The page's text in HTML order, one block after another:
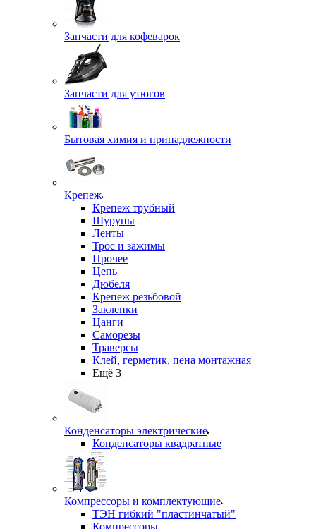
Запчасти для кофеварок
Запчасти для утюгов
Бытовая химия и принадлежности
Крепеж
Крепеж трубный
Шурупы
Ленты
Трос и зажимы
Прочее
Цепь
Дюбеля
Крепеж резьбовой
Заклепки
Цанги
Саморезы
Траверсы
Клей, герметик, пена монтажная
Ещё 3
Конденсаторы электрические
Конденсаторы квадратные
Компрессоры и комплектующие
ТЭН гибкий "пластинчатый"
Компрессоры